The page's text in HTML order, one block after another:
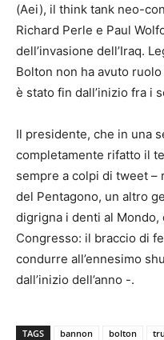
(Aei), il think tank neo-
Richard Perle e Paul
dell’invasione dell’Iraq.
Bolton non ha avuto ruolo
è stato fin dall’inizio fra i
Il presidente, che in una
completamente rifatto il
sempre a colpi di tweet –
del Pentagono, un altro
digrigna i denti al Mondo,
Congresso: il braccio di
condurre all’ennesimo
dall’inizio dell’anno -.
TAGS bannon bolton